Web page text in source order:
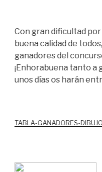
Con gran dificultad
buena calidad de
ganadores del
¡Enhorabuena tanto a
unos días os harán
TABLA-GANADORES-